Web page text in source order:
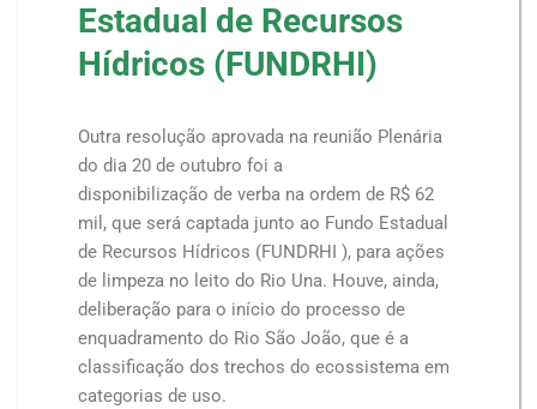
Estadual de Recursos
Hídricos (FUNDRHI)
Outra resolução aprovada na reunião Plenária
do dia 20 de outubro foi a
disponibilização de verba na ordem de R$ 62
mil, que será captada junto ao Fundo Estadual
de Recursos Hídricos (FUNDRHI ), para ações
de limpeza no leito do Rio Una. Houve, ainda,
deliberação para o início do processo de
enquadramento do Rio São João, que é a
classificação dos trechos do ecossistema em
categorias de uso.